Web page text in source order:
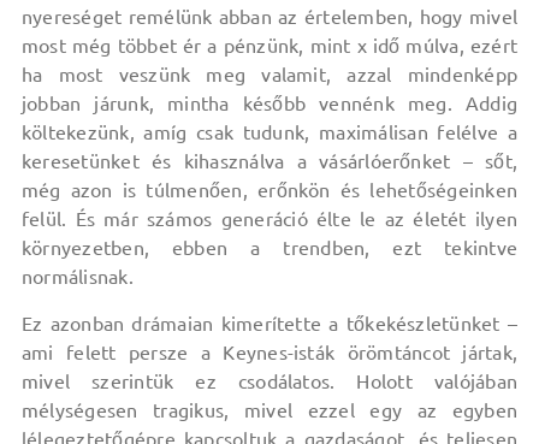
nyereséget remélünk abban az értelemben, hogy mivel
most még többet ér a pénzünk, mint x idő múlva, ezért
ha most veszünk meg valamit, azzal mindenképp
jobban járunk, mintha később vennénk meg. Addig
költekezünk, amíg csak tudunk, maximálisan felélve a
keresetünket és kihasználva a vásárlóerőnket – sőt,
még azon is túlmenően, erőnkön és lehetőségeinken
felül. És már számos generáció élte le az életét ilyen
környezetben, ebben a trendben, ezt tekintve
normálisnak.
Ez azonban drámaian kimerítette a tőkekészletünket –
ami felett persze a Keynes-isták örömtáncot jártak,
mivel szerintük ez csodálatos. Holott valójában
mélységesen tragikus, mivel ezzel egy az egyben
lélegeztetőgépre kapcsoltuk a gazdaságot, és teljesen